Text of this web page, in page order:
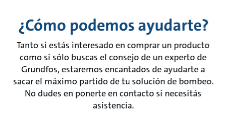
¿Cómo podemos ayudarte?
Tanto si estás interesado en comprar un producto
como si sólo buscas el consejo de un experto de
Grundfos, estaremos encantados de ayudarte a
sacar el máximo partido de tu solución de bombeo.
No dudes en ponerte en contacto si necesitás
asistencia.